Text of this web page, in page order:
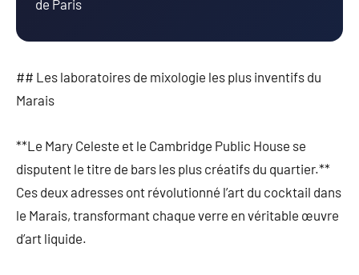
de Paris
## Les laboratoires de mixologie les plus inventifs du
Marais
**Le Mary Celeste et le Cambridge Public House se
disputent le titre de bars les plus créatifs du quartier.**
Ces deux adresses ont révolutionné l’art du cocktail dans
le Marais, transformant chaque verre en véritable œuvre
d’art liquide.